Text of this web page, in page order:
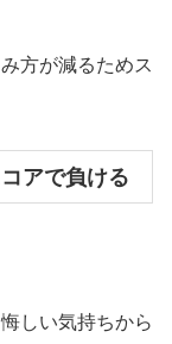
方が減るためス
アで負ける
しい気持ちから